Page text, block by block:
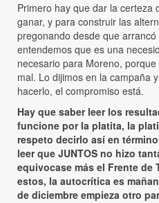
Primero hay que dar la certeza
ganar, y para construir las
pregonando desde que
entendemos que es una
necesario para Moreno,
mal. Lo dijimos en la campaña
hacerlo, el compromiso está.
Hay que saber leer los
funcione por la platita, la
respeto decirlo así en
leer que JUNTOS no hizo
equivocase más el Frente
estos, la autocrítica es
de diciembre empieza otro